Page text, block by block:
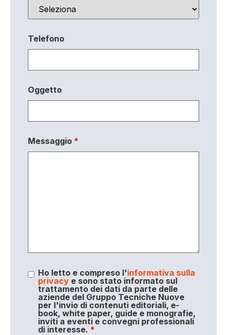
Telefono
Oggetto
Messaggio *
Ho letto e compreso l'informativa sulla
privacye sono stato informato sul
trattamento dei dati da parte delle
aziende del Gruppo Tecniche Nuove
per l'invio di contenuti editoriali, e-
book, white paper, guide e monografie,
inviti a eventi e convegni professionali
di interesse. *